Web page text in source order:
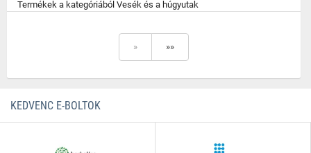
Termékek a kategóriából Vesék és a húgyutak
» »»
KEDVENC E-BOLTOK